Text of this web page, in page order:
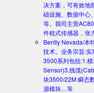
决方案，可有效地
础设施、数据中心
等。我司主营
件枕式传感器，张
Bently Nevada/本
技术。业务宗旨:实
3500系列包括:1.
Sensor)3.线缆
块3500/22M 瞬态
源模块…等